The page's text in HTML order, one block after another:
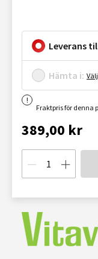
Leverans
Hämta i:
Fraktpris för denna
389,00 kr